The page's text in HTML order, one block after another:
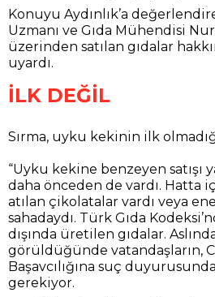
Konuyu Aydınlık’a
Uzmanı ve Gıda Mühendisi
üzerinden satılan gıdalar
uyardı.
İLK DEĞİL
Sırma, uyku kekinin ilk
“Uyku kekine benzeyen satışı
daha önceden de vardı. Hatta
atılan çikolatalar vardı veya
sahadaydı. Türk Gıda
dışında üretilen gıdalar.
görüldüğünde vatandaşların,
Başavcılığına suç
gerekiyor.